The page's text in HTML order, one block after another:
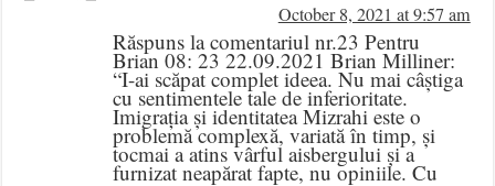
October 8, 2021 at 9:57 am
Răspuns la comentariul nr.23 Pentru
Brian 08: 23 22.09.2021 Brian Milliner:
“I-ai scăpat complet ideea. Nu mai câștiga
cu sentimentele tale de inferioritate.
Imigrația și identitatea Mizrahi este o
problemă complexă, variată în timp, și
tocmai a atins vârful aisbergului și a
furnizat neapărat fapte, nu opiniile. Cu